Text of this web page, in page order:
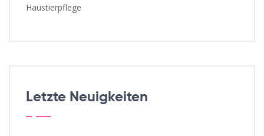
Haustierpflege
Letzte Neuigkeiten